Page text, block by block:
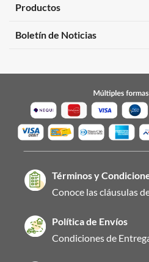
Productos
Boletín de Noticias
Términos y
Conoce las cláusulas
Política de Envíos
Condiciones de